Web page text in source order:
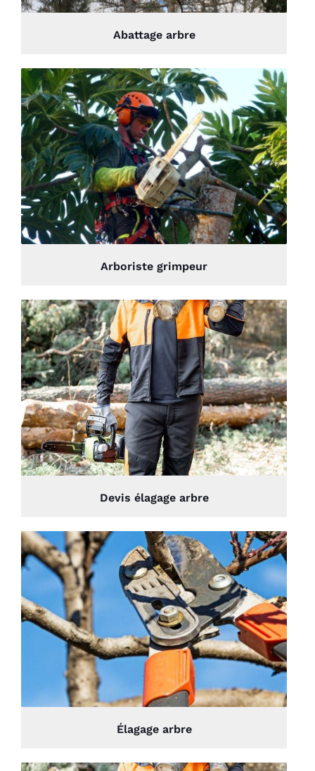
Abattage arbre
Arboriste grimpeur
Devis élagage arbre
Élagage arbre